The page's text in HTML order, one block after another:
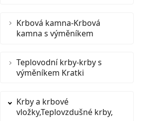
Krbová kamna-Krbová
kamna s výměníkem
Teplovodní krby-krby s
výměníkem Kratki
Krby a krbové
vložky,Teplovzdušné krby,